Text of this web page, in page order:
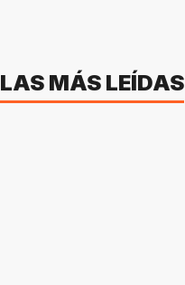
LAS MÁS LEÍDAS